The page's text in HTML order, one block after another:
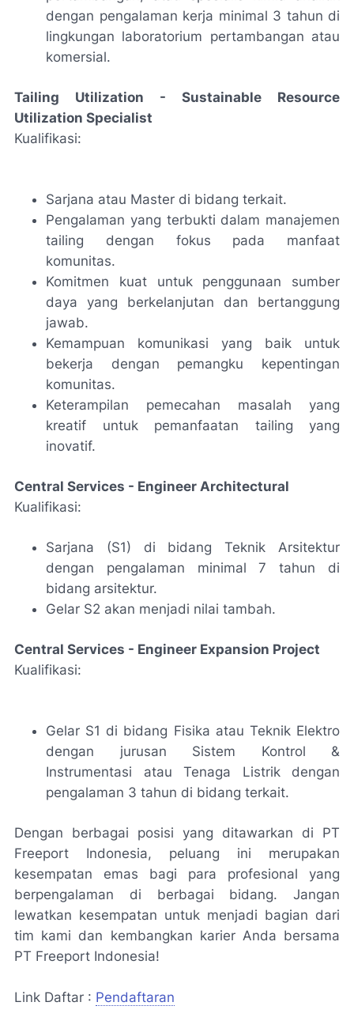
dengan pengalaman kerja minimal 3 tahun di
lingkungan laboratorium pertambangan atau
komersial.
Tailing Utilization - Sustainable Resource
Utilization Specialist
Kualifikasi:
Sarjana atau Master di bidang terkait.
Pengalaman yang terbukti dalam manajemen
tailing dengan fokus pada manfaat
komunitas.
Komitmen kuat untuk penggunaan sumber
daya yang berkelanjutan dan bertanggung
jawab.
Kemampuan komunikasi yang baik untuk
bekerja dengan pemangku kepentingan
komunitas.
Keterampilan pemecahan masalah yang
kreatif untuk pemanfaatan tailing yang
inovatif.
Central Services - Engineer Architectural
Kualifikasi:
Sarjana (S1) di bidang Teknik Arsitektur
dengan pengalaman minimal 7 tahun di
bidang arsitektur.
Gelar S2 akan menjadi nilai tambah.
Central Services - Engineer Expansion Project
Kualifikasi:
Gelar S1 di bidang Fisika atau Teknik Elektro
dengan jurusan Sistem Kontrol &
Instrumentasi atau Tenaga Listrik dengan
pengalaman 3 tahun di bidang terkait.
Dengan berbagai posisi yang ditawarkan di PT
Freeport Indonesia, peluang ini merupakan
kesempatan emas bagi para profesional yang
berpengalaman di berbagai bidang. Jangan
lewatkan kesempatan untuk menjadi bagian dari
tim kami dan kembangkan karier Anda bersama
PT Freeport Indonesia!
Link Daftar : Pendaftaran